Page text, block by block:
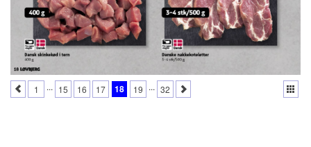
1 ... 15 16 17 18 19 ... 32